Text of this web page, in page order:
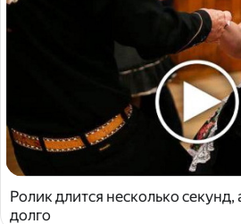
Ролик длится несколько секунд,
долго